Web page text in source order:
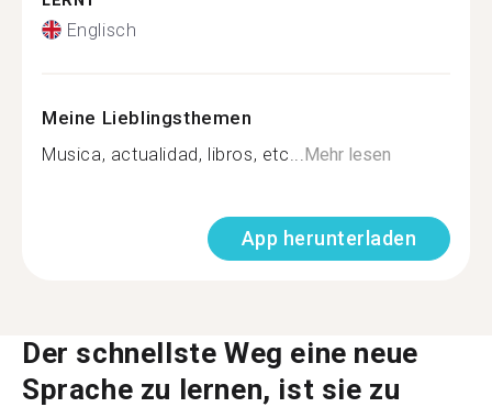
Englisch
Meine Lieblingsthemen
Musica, actualidad, libros, etc... Mehr lesen
App herunterladen
Der schnellste Weg eine neue
Sprache zu lernen, ist sie zu